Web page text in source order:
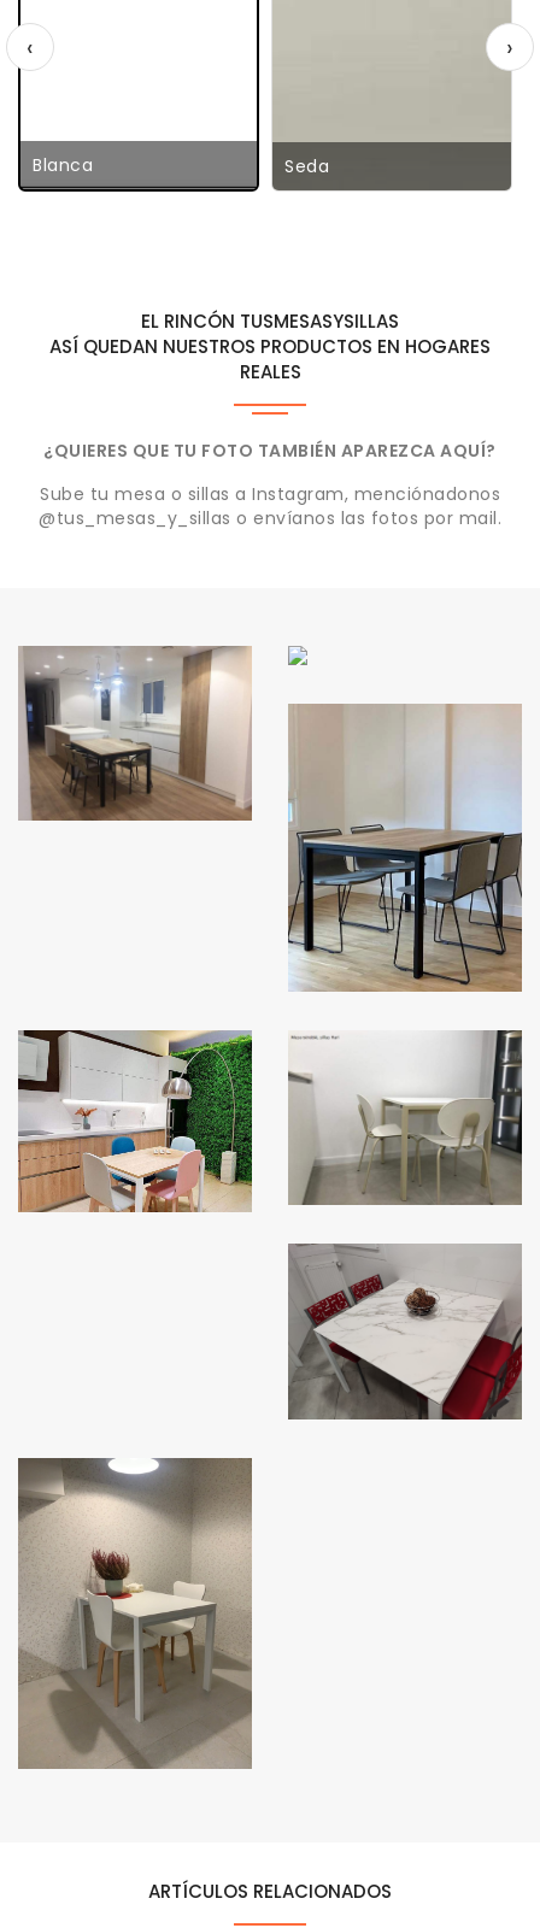
Blanca Seda
‹ ›
EL RINCÓN TUSMESASYSILLAS
ASÍ QUEDAN NUESTROS PRODUCTOS EN HOGARES
REALES
¿QUIERES QUE TU FOTO TAMBIÉN APAREZCA AQUÍ?
Sube tu mesa o sillas a Instagram, menciónadonos
@tus_mesas_y_sillas o envíanos las fotos por mail.
ARTÍCULOS RELACIONADOS